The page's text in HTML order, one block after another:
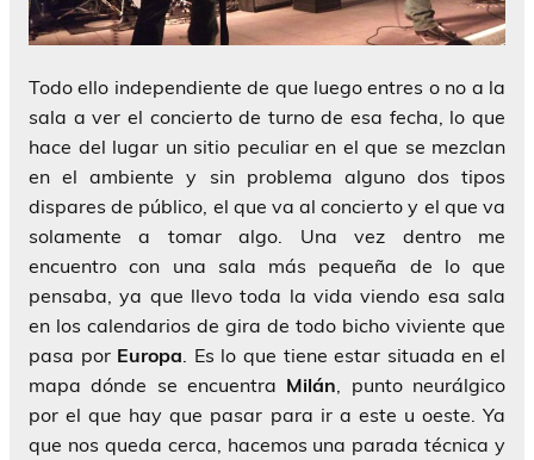
Todo ello independiente de que luego entres o no a la
sala a ver el concierto de turno de esa fecha, lo que
hace del lugar un sitio peculiar en el que se mezclan
en el ambiente y sin problema alguno dos tipos
dispares de público, el que va al concierto y el que va
solamente a tomar algo. Una vez dentro me
encuentro con una sala más pequeña de lo que
pensaba, ya que llevo toda la vida viendo esa sala
en los calendarios de gira de todo bicho viviente que
pasa por Europa . Es lo que tiene estar situada en el
mapa dónde se encuentra Milán , punto neurálgico
por el que hay que pasar para ir a este u oeste. Ya
que nos queda cerca, hacemos una parada técnica y